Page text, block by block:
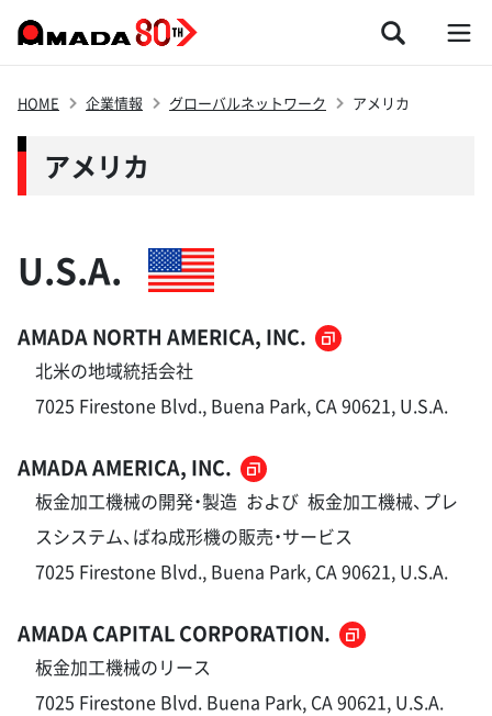
HOME 企業情報 グローバルネットワーク アメリカ
アメリカ
U.S.A.
AMADA NORTH AMERICA, INC.
北米の地域統括会社
7025 Firestone Blvd., Buena Park, CA 90621, U.S.A.
AMADA AMERICA, INC.
板金加工機械の開発・製造 および 板金加工機械、プレ
スシステム、ばね成形機の販売・サービス
7025 Firestone Blvd., Buena Park, CA 90621, U.S.A.
AMADA CAPITAL CORPORATION.
板金加工機械のリース
7025 Firestone Blvd. Buena Park, CA 90621, U.S.A.